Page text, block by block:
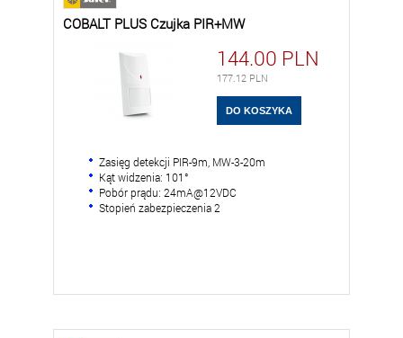
COBALT PLUS Czujka PIR+MW
144.00 PLN
177.12 PLN
Zasięg detekcji PIR-9m, MW-3-20m
Kąt widzenia: 101°
Pobór prądu: 24mA@12VDC
Stopień zabezpieczenia 2